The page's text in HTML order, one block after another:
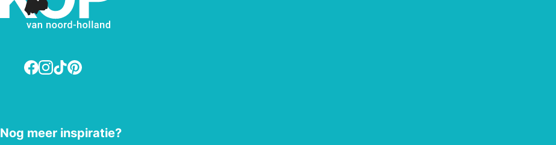
Facebook
Instagram
TikTokPinterest
Nog meer inspiratie?